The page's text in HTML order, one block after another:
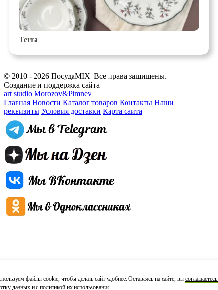
Terra
© 2010 - 2026 ПосудаMIX. Все права защищены.
Создание и поддержка сайта
art studio Morozov&Pimnev
Главная Новости Каталог товаров Контакты Наши
реквизиты Условия доставки Карта сайта
файлы cookie, чтобы делать сайт удобнее. Оставаясь на сайте, вы
данных и с политикой их использования.